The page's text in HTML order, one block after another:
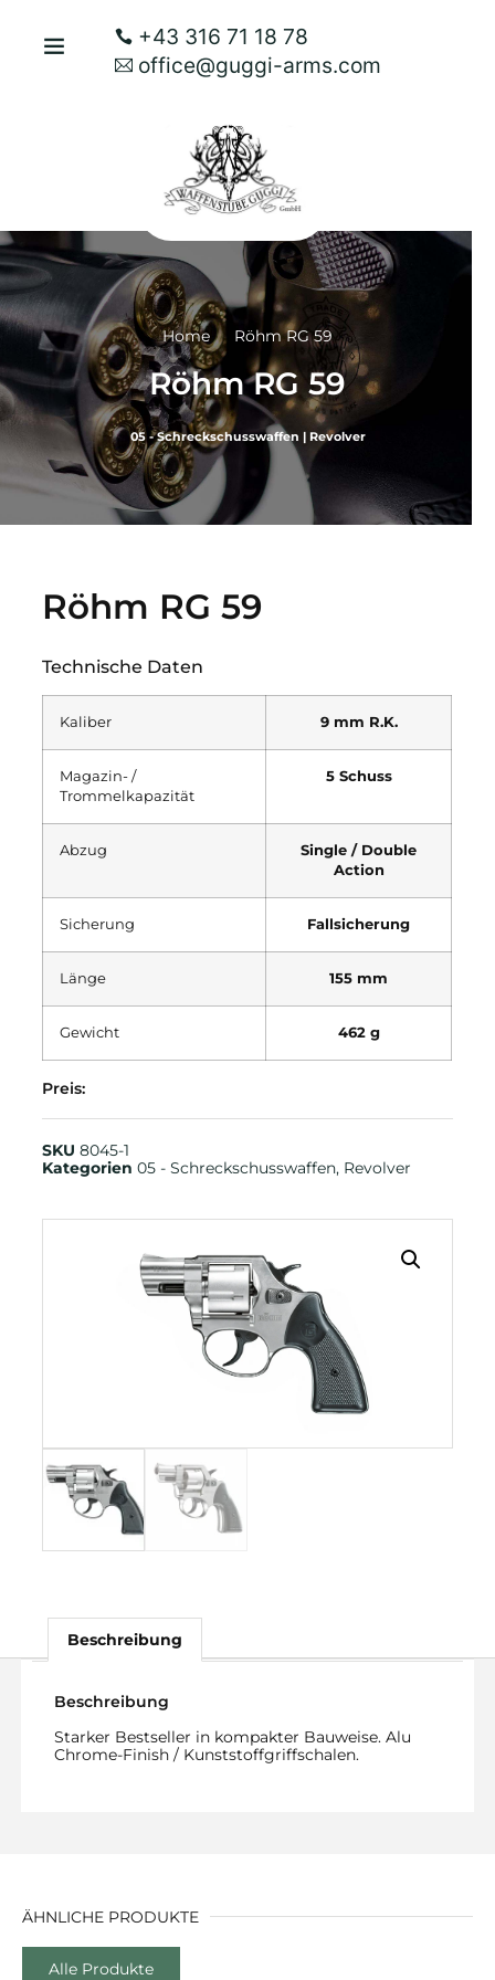
+43 316 71 18 78
office@guggi-arms.com
Home Röhm RG 59
Röhm RG 59
05 - Schreckschusswaffen | Revolver
Röhm RG 59
Technische Daten
Kaliber 9 mm R.K.
Magazin- /
Trommelkapazität
5 Schuss
Abzug
Single / Double
Action
Sicherung Fallsicherung
Länge 155 mm
Gewicht 462 g
Preis:
SKU8045-1
Kategorien05 - Schreckschusswaffen, Revolver
Beschreibung
Beschreibung
Starker Bestseller in kompakter Bauweise. Alu
Chrome-Finish / Kunststoffgriffschalen.
ÄHNLICHE PRODUKTE
Alle Produkte